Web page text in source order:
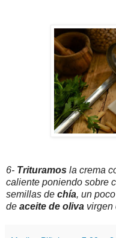
6- Trituramos la crema
caliente poniendo sobre
semillas de chía, un
de aceite de oliva virgen